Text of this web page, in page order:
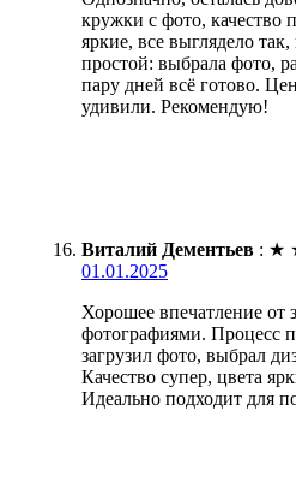
кружки с фото, качество
яркие, все выглядело
простой: выбрала фото,
пару дней всё готово.
удивили. Рекомендую!
Виталий Дементьев : ★
01.01.2025
Хорошее впечатление от
фотографиями. Процесс
загрузил фото, выбрал
Качество супер, цвета
Идеально подходит для